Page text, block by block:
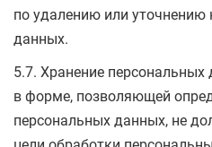
по удалению или уточнению
данных.
5.7. Хранение персональных
в форме, позволяющей
персональных данных, не